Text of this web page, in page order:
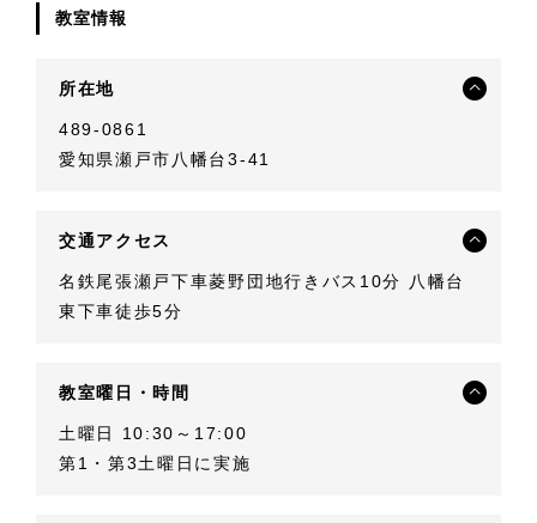
教室情報
所在地
489-0861
愛知県瀬戸市八幡台3-41
交通アクセス
名鉄尾張瀬戸下車菱野団地行きバス10分 八幡台
東下車徒歩5分
教室曜日・時間
土曜日 10:30～17:00
第1・第3土曜日に実施